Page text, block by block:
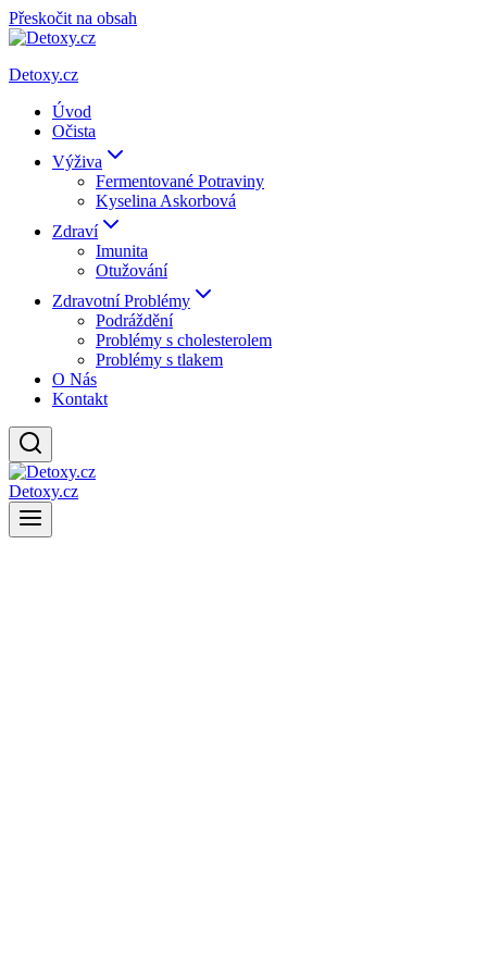
Přeskočit na obsah
Detoxy.cz
Úvod
Očista
Výživa
Fermentované Potraviny
Kyselina Askorbová
Zdraví
Imunita
Otužování
Zdravotní Problémy
Podráždění
Problémy s cholesterolem
Problémy s tlakem
O Nás
Kontakt
Detoxy.cz